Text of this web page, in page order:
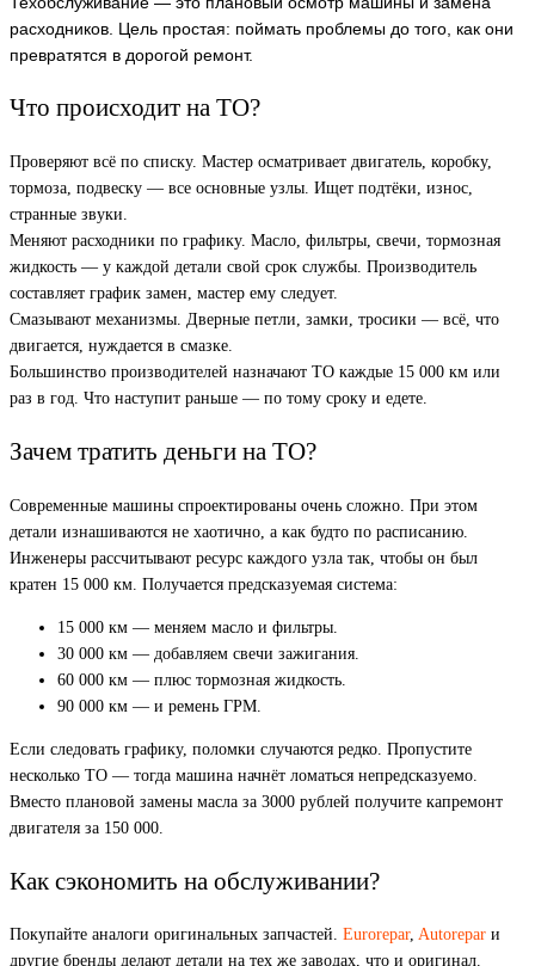
расходников. Цель простая: поймать проблемы до того, как они
превратятся в дорогой ремонт.
Что происходит на ТО?
Проверяют всё по списку. Мастер осматривает двигатель, коробку,
тормоза, подвеску — все основные узлы. Ищет подтёки, износ,
странные звуки.
Меняют расходники по графику. Масло, фильтры, свечи, тормозная
жидкость — у каждой детали свой срок службы. Производитель
составляет график замен, мастер ему следует.
Смазывают механизмы. Дверные петли, замки, тросики — всё, что
двигается, нуждается в смазке.
Большинство производителей назначают ТО каждые 15 000 км или
раз в год. Что наступит раньше — по тому сроку и едете.
Зачем тратить деньги на ТО?
Современные машины спроектированы очень сложно. При этом
детали изнашиваются не хаотично, а как будто по расписанию.
Инженеры рассчитывают ресурс каждого узла так, чтобы он был
кратен 15 000 км. Получается предсказуемая система:
15 000 км — меняем масло и фильтры.
30 000 км — добавляем свечи зажигания.
60 000 км — плюс тормозная жидкость.
90 000 км — и ремень ГРМ.
Если следовать графику, поломки случаются редко. Пропустите
несколько ТО — тогда машина начнёт ломаться непредсказуемо.
Вместо плановой замены масла за 3000 рублей получите капремонт
двигателя за 150 000.
Как сэкономить на обслуживании?
Покупайте аналоги оригинальных запчастей. Eurorepar, Autorepar и
другие бренды делают детали на тех же заводах, что и оригинал.